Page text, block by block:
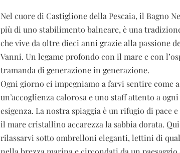
Nel cuore di Castiglione della Pescaia, il Bagno
più di uno stabilimento balneare, è una
che vive da oltre dieci anni grazie alla passione
Vanni. Un legame profondo con il mare e con
tramanda di generazione in generazione.
Ogni giorno ci impegniamo a farvi sentire come a
un’accoglienza calorosa e uno staff attento a
esigenza. La nostra spiaggia è un rifugio di pace
il mare cristallino accarezza la sabbia dorata.
rilassarvi sotto ombrelloni eleganti, lettini di